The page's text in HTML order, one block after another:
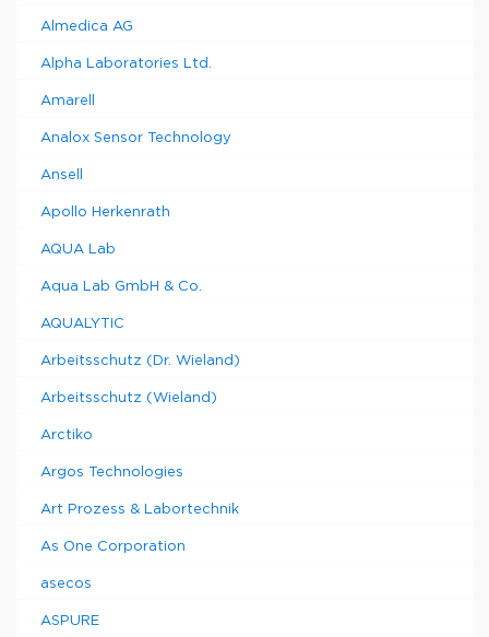
Almedica AG
Alpha Laboratories Ltd.
Amarell
Analox Sensor Technology
Ansell
Apollo Herkenrath
AQUA Lab
Aqua Lab GmbH & Co.
AQUALYTIC
Arbeitsschutz (Dr. Wieland)
Arbeitsschutz (Wieland)
Arctiko
Argos Technologies
Art Prozess & Labortechnik
As One Corporation
asecos
ASPURE